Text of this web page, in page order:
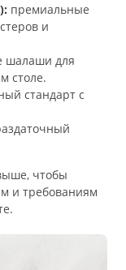
премиальные
и
шалаши для
столе.
стандарт с
чтобы
и требованиям